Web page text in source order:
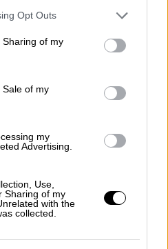
app uses one or more Google
behaviour. You may click to
and its third-party tags to
purposes in below Google
Opt Outs
of my
of my
my
Advertising.
Use,
Sharing of my
with the
collected.
σεΕλλάδα Κύπρο,
στη φερόμενη πλήρη
Συμβουλίου
αναπαράγεται από
ΗΠΑ για τα F - 16
συνεχίζει να
των αμερικανικών F-
πως οι ΗΠΑ μπορούν
καθυστερήσουν την
την εξής προσφορά: